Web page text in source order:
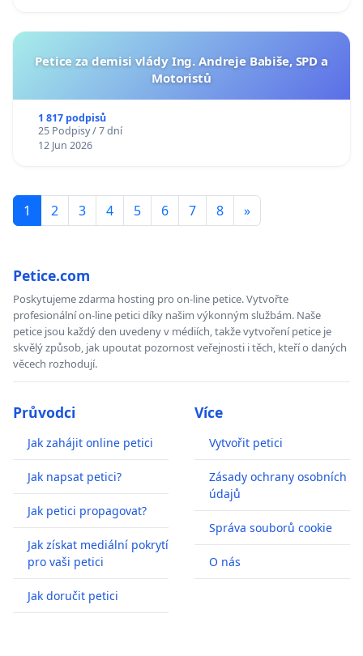
Petice za demisi vlády Ing. Andreje Babiše, SPD a
Motoristů
1 817 podpisů
25 Podpisy / 7 dní
12 Jun 2026
1 2 3 4 5 6 7 8 »
Petice.com
Poskytujeme zdarma hosting pro on-line petice. Vytvořte
profesionální on-line petici díky našim výkonným službám. Naše
petice jsou každý den uvedeny v médiích, takže vytvoření petice je
skvělý způsob, jak upoutat pozornost veřejnosti i těch, kteří o daných
věcech rozhodují.
Průvodci
Jak zahájit online petici
Jak napsat petici?
Jak petici propagovat?
Jak získat mediální pokrytí
pro vaši petici
Jak doručit petici
Více
Vytvořit petici
Zásady ochrany osobních
údajů
Správa souborů cookie
O nás